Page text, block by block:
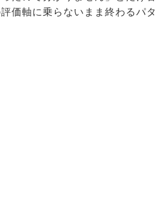
価軸に乗らないまま終わるパタ